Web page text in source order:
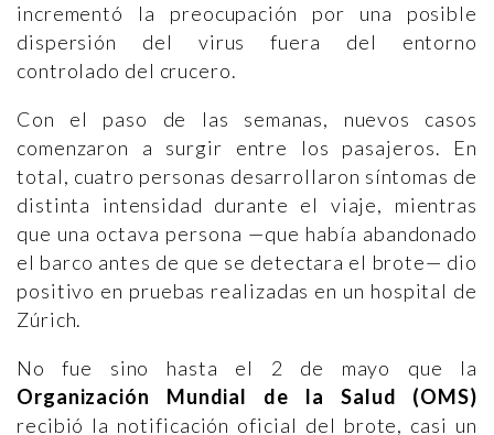
incrementó la preocupación por una posible
dispersión del virus fuera del entorno
controlado del crucero.
Con el paso de las semanas, nuevos casos
comenzaron a surgir entre los pasajeros. En
total, cuatro personas desarrollaron síntomas de
distinta intensidad durante el viaje, mientras
que una octava persona —que había abandonado
el barco antes de que se detectara el brote— dio
positivo en pruebas realizadas en un hospital de
Zúrich.
No fue sino hasta el 2 de mayo que la
Organización Mundial de la Salud (OMS)
recibió la notificación oficial del brote, casi un